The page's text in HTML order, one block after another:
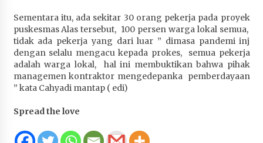
Sementara itu, ada sekitar 30 orang pekerja pada proyek
puskesmas Alas tersebut, 100 persen warga lokal semua,
tidak ada pekerja yang dari luar ” dimasa pandemi inj
dengan selalu mengacu kepada prokes, semua pekerja
adalah warga lokal, hal ini membuktikan bahwa pihak
managemen kontraktor mengedepanka pemberdayaan
” kata Cahyadi mantap ( edi)
Spread the love